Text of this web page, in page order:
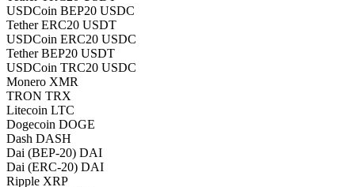
USDCoin BEP20 USDC
Tether ERC20 USDT
USDCoin ERC20 USDC
Tether BEP20 USDT
USDCoin TRC20 USDC
Monero XMR
TRON TRX
Litecoin LTC
Dogecoin DOGE
Dash DASH
Dai (BEP-20) DAI
Dai (ERC-20) DAI
Ripple XRP